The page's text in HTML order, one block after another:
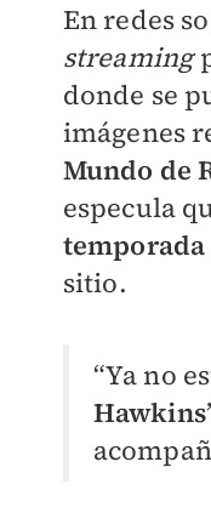
En redes
streaming
donde se
imágenes
Mundo de
especula
temporada
sitio.
“Ya no
Hawkins